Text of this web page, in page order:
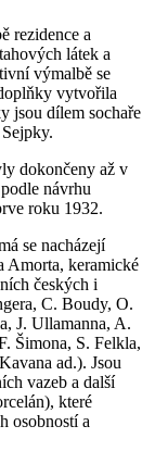
rezidence a
látek a
výmalbě se
vytvořila
jsou dílem sochaře
dokončeny až v
návrhu
roku 1932.
se nacházejí
Amorta, keramické
českých i
C. Boudy, O.
J. Ullamanna, A.
Šimona, S. Felkla,
ad.). Jsou
vazeb a další
které
osobností a